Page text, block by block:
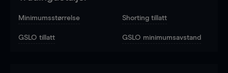
Minimumsstørrelse Shorting tillatt
GSLO tillatt GSLO minimumsavstand